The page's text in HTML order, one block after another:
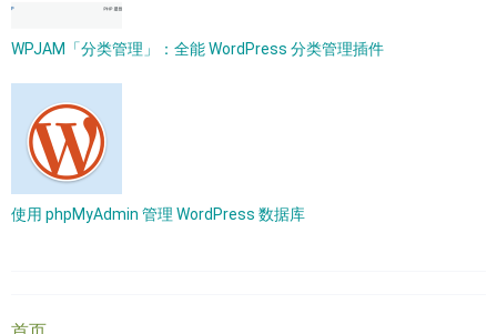
WPJAM「分类管理」：全能 WordPress 分类管理插件
使用 phpMyAdmin 管理 WordPress 数据库